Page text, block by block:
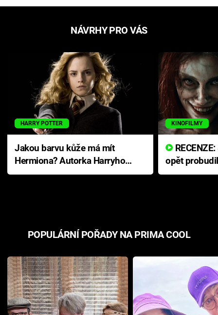
NÁVRHY PRO VÁS
HARRY POTTER
Jakou barvu kůže má mít
Hermiona? Autorka Harryho
Pottera přišla s ráznou
KINOFILMY
opět
přichází s
POPULÁRNÍ POŘADY NA PRIMA COOL